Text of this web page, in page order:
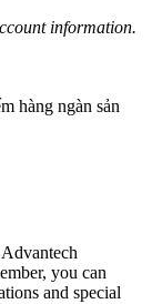
information.
hàng ngàn sản
you can
and special